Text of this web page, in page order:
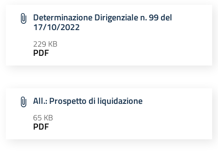
Determinazione Dirigenziale n. 99 del
17/10/2022
229 KB
PDF
All.: Prospetto di liquidazione
65 KB
PDF